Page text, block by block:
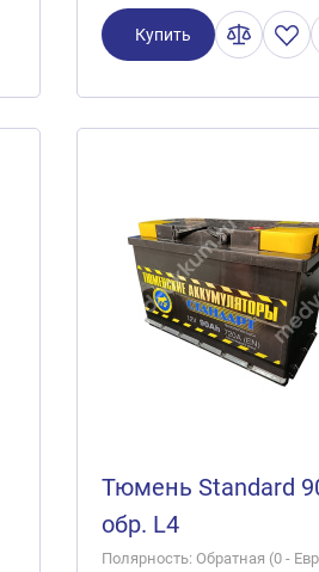
Купить
Тюмень Standard
обр. L4
Полярность: Обратная (0 -